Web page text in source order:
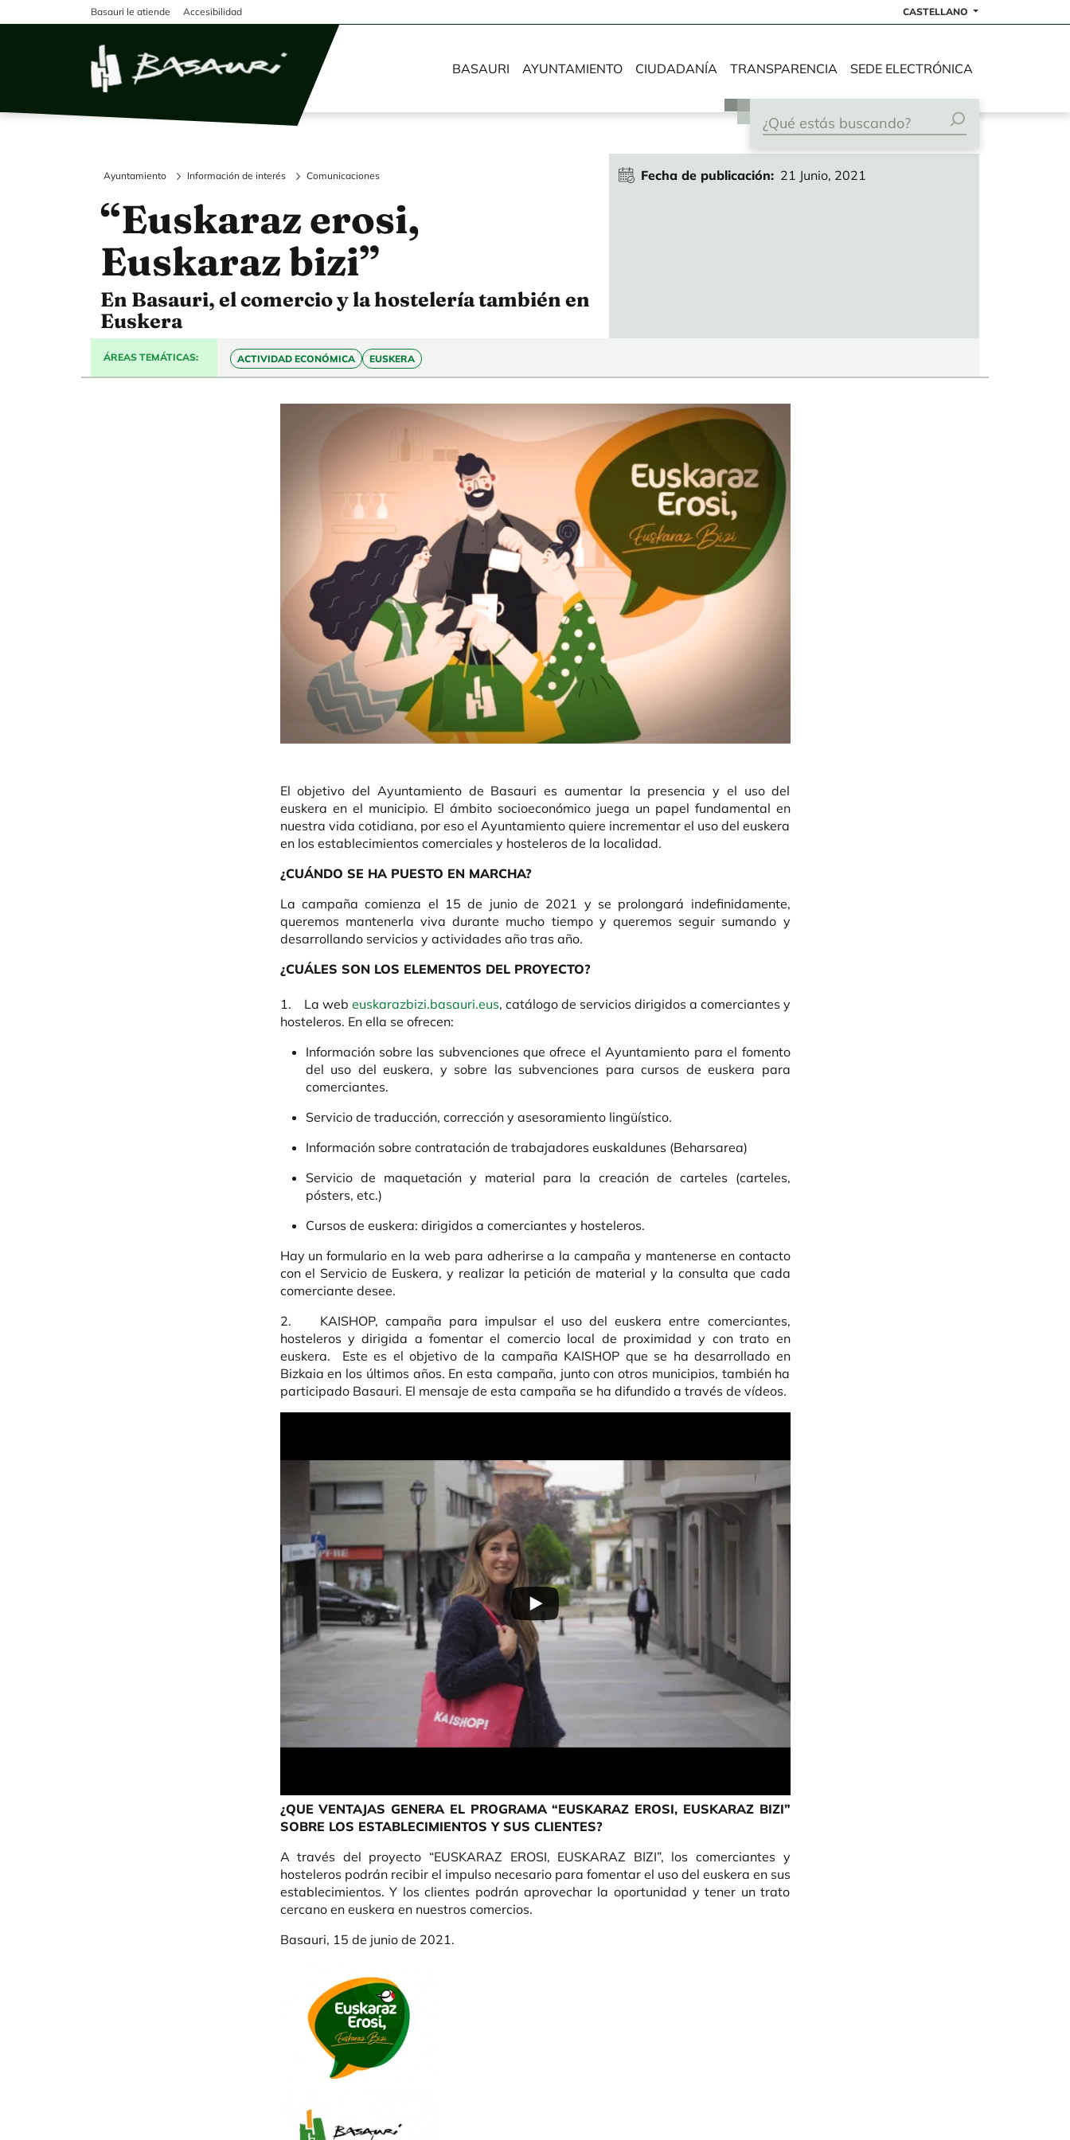
Pasar al contenido principal
Basauri le atiende Accesibilidad CASTELLANO
BASAURI AYUNTAMIENTO CIUDADANÍA TRANSPARENCIA SEDE ELECTRÓNICA
Ayuntamiento Información de interés Comunicaciones
“Euskaraz erosi,
Euskaraz bizi”
En Basauri, el comercio y la hostelería también en
Euskera
Fecha de publicación 21 Junio, 2021
ÁREAS TEMÁTICAS ACTIVIDAD ECONÓMICA EUSKERA
El objetivo del Ayuntamiento de Basauri es aumentar la presencia y el uso del
euskera en el municipio. El ámbito socioeconómico juega un papel fundamental en
nuestra vida cotidiana, por eso el Ayuntamiento quiere incrementar el uso del euskera
en los establecimientos comerciales y hosteleros de la localidad.
¿CUÁNDO SE HA PUESTO EN MARCHA?
La campaña comienza el 15 de junio de 2021 y se prolongará indefinidamente,
queremos mantenerla viva durante mucho tiempo y queremos seguir sumando y
desarrollando servicios y actividades año tras año.
¿CUÁLES SON LOS ELEMENTOS DEL PROYECTO?
1. La web euskarazbizi.basauri.eus, catálogo de servicios dirigidos a comerciantes y
hosteleros. En ella se ofrecen:
Información sobre las subvenciones que ofrece el Ayuntamiento para el fomento
del uso del euskera, y sobre las subvenciones para cursos de euskera para
comerciantes.
Servicio de traducción, corrección y asesoramiento lingüístico.
Información sobre contratación de trabajadores euskaldunes (Beharsarea)
Servicio de maquetación y material para la creación de carteles (carteles,
pósters, etc.)
Cursos de euskera: dirigidos a comerciantes y hosteleros.
Hay un formulario en la web para adherirse a la campaña y mantenerse en contacto
con el Servicio de Euskera, y realizar la petición de material y la consulta que cada
comerciante desee.
2. KAISHOP, campaña para impulsar el uso del euskera entre comerciantes,
hosteleros y dirigida a fomentar el comercio local de proximidad y con trato en
euskera. Este es el objetivo de la campaña KAISHOP que se ha desarrollado en
Bizkaia en los últimos años. En esta campaña, junto con otros municipios, también ha
participado Basauri. El mensaje de esta campaña se ha difundido a través de vídeos.
Ahora, en junio, nos sumaremos al proyecto EUSKARAZ EROSI, EUSKARAZ BIZI y
entregaremos las bolsas KAISHOP a los establecimientos que puedan ofrecer su
atención en euskera para que ellos se las regalen a los clientes que hagan sus
¿QUE VENTAJAS GENERA EL PROGRAMA “EUSKARAZ EROSI, EUSKARAZ BIZI”
SOBRE LOS ESTABLECIMIENTOS Y SUS CLIENTES?
A través del proyecto “EUSKARAZ EROSI, EUSKARAZ BIZI”, los comerciantes y
hosteleros podrán recibir el impulso necesario para fomentar el uso del euskera en sus
establecimientos. Y los clientes podrán aprovechar la oportunidad y tener un trato
cercano en euskera en nuestros comercios.
Basauri, 15 de junio de 2021.